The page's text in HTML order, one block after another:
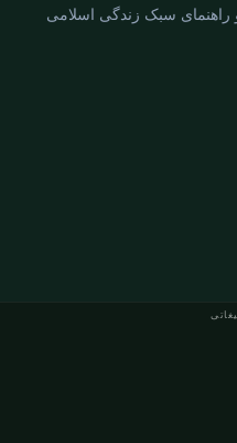
راهنمای سبک زندگی اسلامی